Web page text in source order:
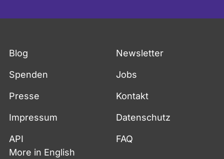
Blog Newsletter
Spenden Jobs
Presse Kontakt
Impressum Datenschutz
API
FAQ
More in English